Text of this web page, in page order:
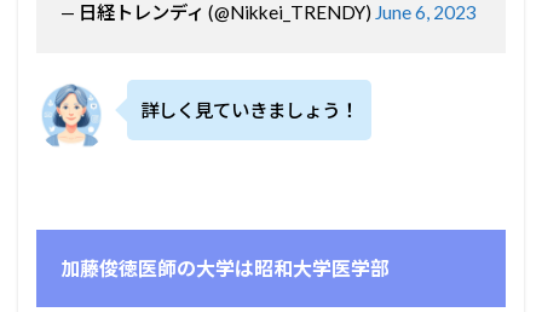
— 日経トレンディ (@Nikkei_TRENDY) June 6, 2023
詳しく見ていきましょう！
加藤俊徳医師の大学は昭和大学医学部